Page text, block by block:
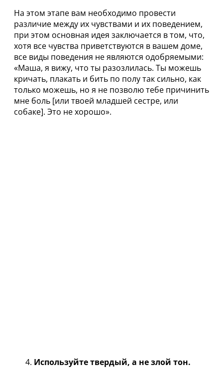
На этом этапе вам необходимо провести
различие между их чувствами и их поведением,
при этом основная идея заключается в том, что,
хотя все чувства приветствуются в вашем доме,
все виды поведения не являются одобряемыми:
«Маша, я вижу, что ты разозлилась. Ты можешь
кричать, плакать и бить по полу так сильно, как
только можешь, но я не позволю тебе причинить
мне боль [или твоей младшей сестре, или
собаке]. Это не хорошо».
Используйте твердый, а не злой тон.